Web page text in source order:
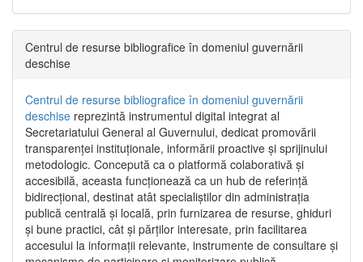
Centrul de resurse bibliografice în domeniul guvernării
deschise
Centrul de resurse bibliografice în domeniul guvernării
deschise reprezintă instrumentul digital integrat al
Secretariatului General al Guvernului, dedicat promovării
transparenței instituționale, informării proactive și sprijinului
metodologic. Concepută ca o platformă colaborativă și
accesibilă, aceasta funcționează ca un hub de referință
bidirecțional, destinat atât specialiștilor din administrația
publică centrală și locală, prin furnizarea de resurse, ghiduri
și bune practici, cât și părților interesate, prin facilitarea
accesului la informații relevante, instrumente de consultare și